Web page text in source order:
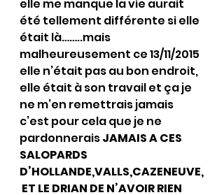
elle me manque la vie aurait
été tellement différente si elle
était là……..mais
malheureusement ce 13/11/2015
elle n’était pas au bon endroit,
elle était à son travail et ça je
ne m’en remettrais jamais
c’est pour cela que je ne
pardonnerais JAMAIS A CES
SALOPARDS
D’HOLLANDE,VALLS,CAZENEUVE,
ET LE DRIAN DE N’AVOIR RIEN